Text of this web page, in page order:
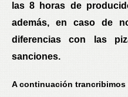
las 8 horas de
además, en caso de
diferencias con las
sanciones.
A continuación